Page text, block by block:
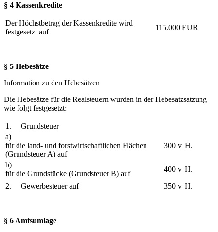
§ 4 Kassenkredite
Der Höchstbetrag der Kassenkredite wird
festgesetzt auf
115.000 EUR
§ 5 Hebesätze
Information zu den Hebesätzen
Die Hebesätze für die Realsteuern wurden in der Hebesatzsatzung
wie folgt festgesetzt:
1. Grundsteuer
a)
für die land- und forstwirtschaftlichen Flächen
(Grundsteuer A) auf
300 v. H.
b)
für die Grundstücke (Grundsteuer B) auf
400 v. H.
2. Gewerbesteuer auf 350 v. H.
§ 6 Amtsumlage